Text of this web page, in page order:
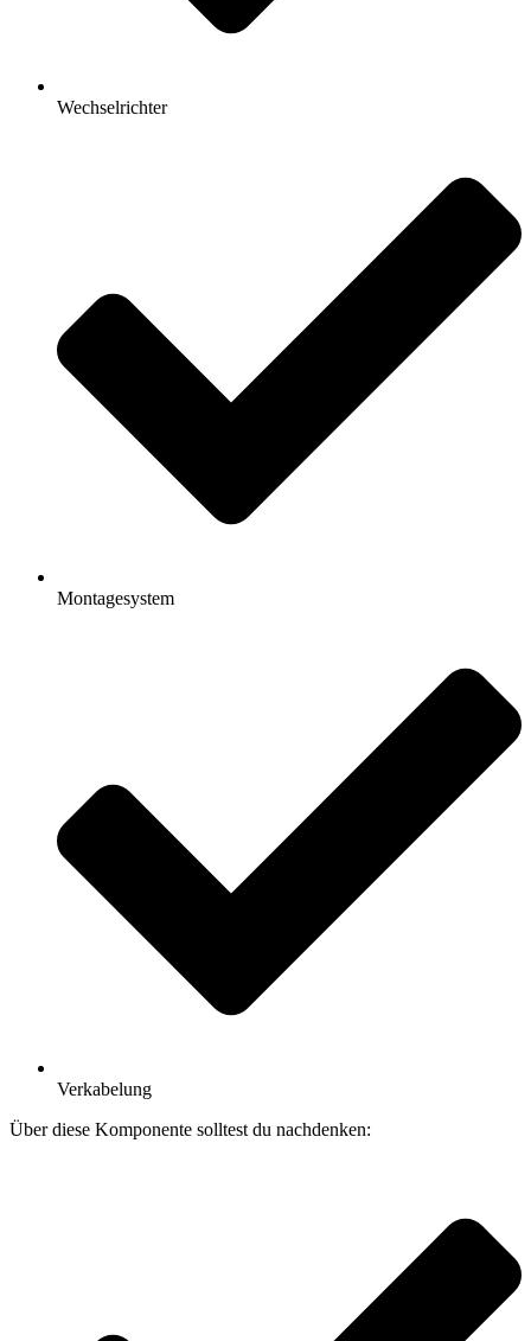
Wechselrichter
Montagesystem
Verkabelung
Über diese Komponente solltest du nachdenken: